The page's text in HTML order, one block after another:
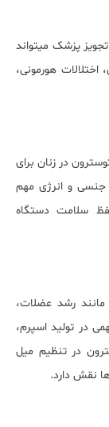
پزشک میتواند
هورمونی،
در زنان برای
جنسی و انرژی مهم
سلامت دستگاه
رشد عضلات،
در تولید اسپرم،
در تنظیم میل
نقش دارد.